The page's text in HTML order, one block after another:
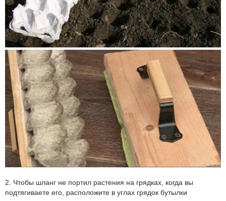
2. Чтобы шланг не портил растения на грядках, когда вы
подтягиваете его, расположите в углах грядок бутылки